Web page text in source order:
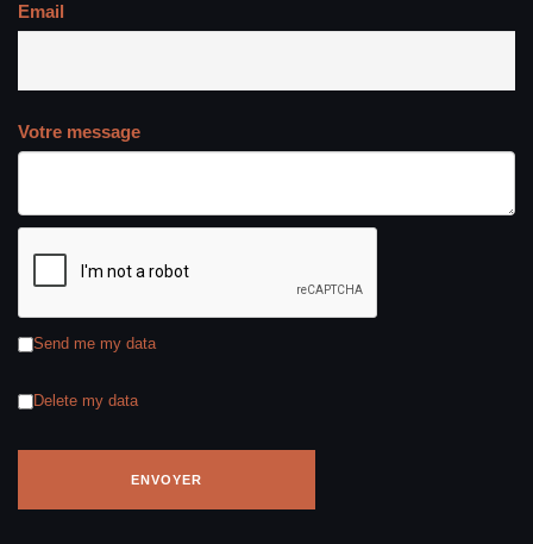
Email
Votre message
Send me my data
Delete my data